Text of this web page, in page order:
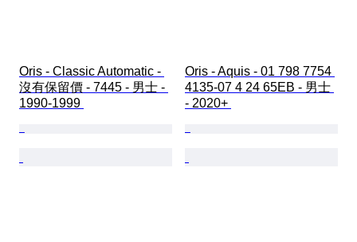
Oris - Classic Automatic -
沒有保留價 - 7445 - 男士 -
1990-1999
Oris - Aquis - 01 798 7754
4135-07 4 24 65EB - 男士
- 2020+